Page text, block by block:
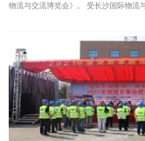
物流与交流博览会》。 受长沙国际物流